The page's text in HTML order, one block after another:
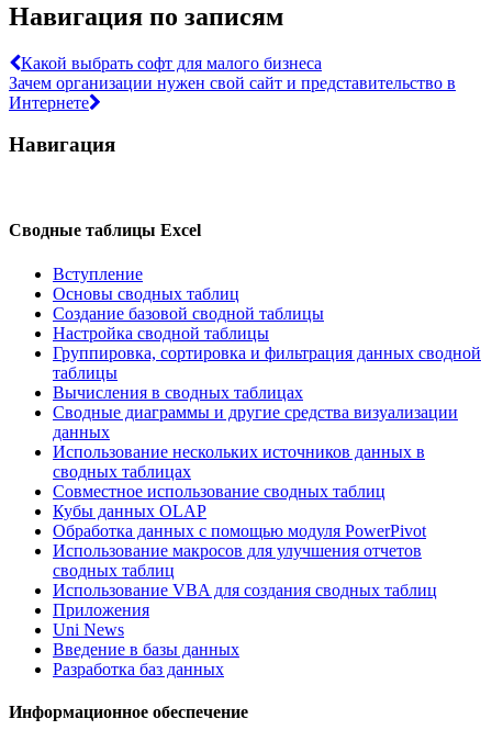
Навигация по записям
Какой выбрать софт для малого бизнеса
Зачем организации нужен свой сайт и представительство в
Интернете
Навигация
Сводные таблицы Excel
Вступление
Основы сводных таблиц
Создание базовой сводной таблицы
Настройка сводной таблицы
Группировка, сортировка и фильтрация данных сводной
таблицы
Вычисления в сводных таблицах
Сводные диаграммы и другие средства визуализации
данных
Использование нескольких источников данных в
сводных таблицах
Совместное использование сводных таблиц
Кубы данных OLAP
Обработка данных с помощью модуля PowerPivot
Использование макросов для улучшения отчетов
сводных таблиц
Использование VBA для создания сводных таблиц
Приложения
Uni News
Введение в базы данных
Разработка баз данных
Информационное обеспечение